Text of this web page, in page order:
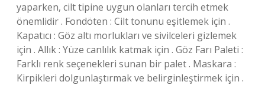
yaparken, cilt tipine uygun olanları tercih etmek
önemlidir . Fondöten : Cilt tonunu eşitlemek için .
Kapatıcı : Göz altı morlukları ve sivilceleri gizlemek
için . Allık : Yüze canlılık katmak için . Göz Farı Paleti :
Farklı renk seçenekleri sunan bir palet . Maskara :
Kirpikleri dolgunlaştırmak ve belirginleştirmek için .